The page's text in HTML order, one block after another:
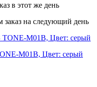
в этот же день
заказ на следующий день
M01B, Цвет: серый